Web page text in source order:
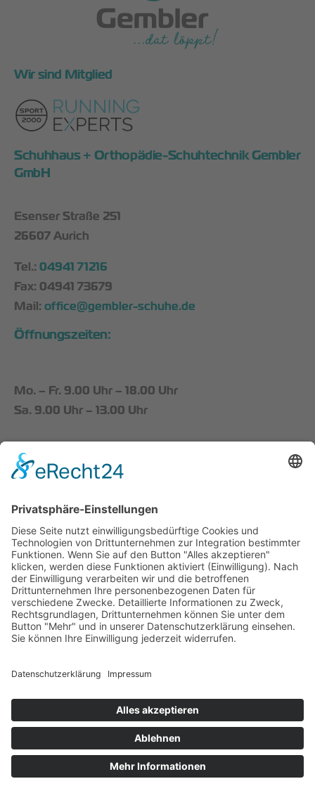
Wir sind Mitglied
Schuhhaus + Orthopädie-Schuhtechnik Gembler
GmbH
Esenser Straße 251
26607 Aurich
Tel.: 04941 71216
Fax: 04941 73679
Mail: office@gembler-schuhe.de
Öffnungszeiten:
Mo. – Fr. 9.00 Uhr – 18.00 Uhr
Sa. 9.00 Uhr – 13.00 Uhr
Startseite
Schuhmode
Kontakt
Datenschutz
© Gestaltung und Programmierung DESIGNSTUUV
Werbeagentur GmbH & Co. KG